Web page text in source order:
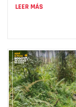
LEER MÁS